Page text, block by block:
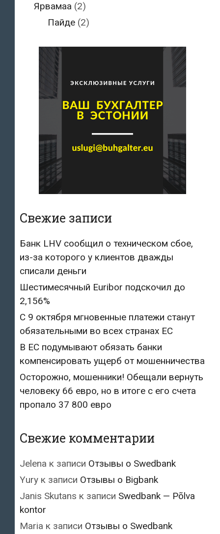
Ярвамаа (2)
Пайде (2)
Свежие записи
Банк LHV сообщил о техническом сбое,
из-за которого у клиентов дважды
списали деньги
Шестимесячный Euribor подскочил до
2,156%
С 9 октября мгновенные платежи станут
обязательными во всех странах ЕС
В ЕС подумывают обязать банки
компенсировать ущерб от мошенничества
Осторожно, мошенники! Обещали вернуть
человеку 66 евро, но в итоге с его счета
пропало 37 800 евро
Свежие комментарии
Jelena к записи Отзывы о Swedbank
Yury к записи Отзывы о Bigbank
Janis Skutans к записи Swedbank — Põlva
kontor
Maria к записи Отзывы о Swedbank